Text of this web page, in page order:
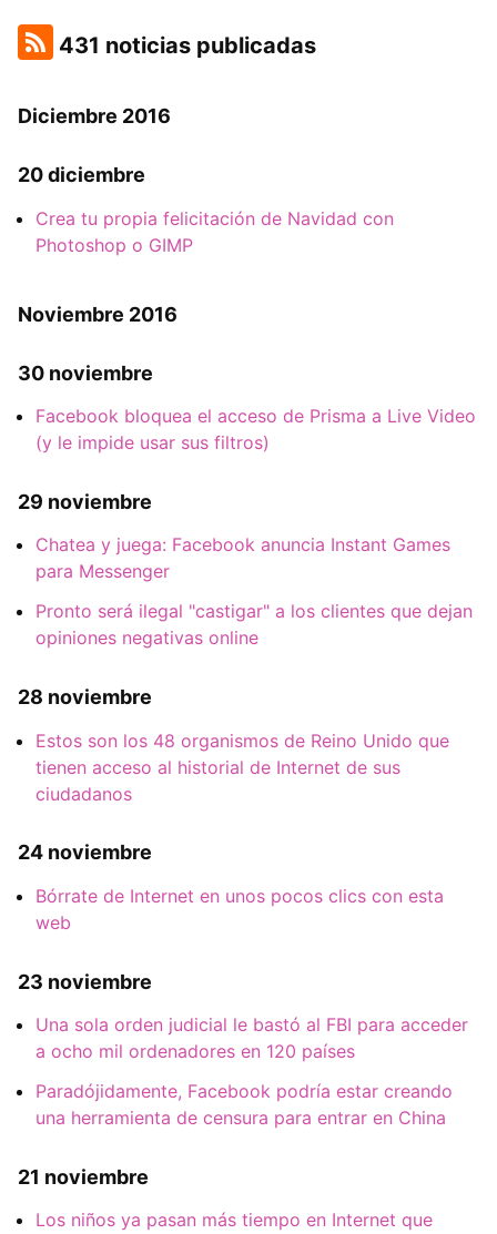
431 noticias publicadas
Diciembre 2016
20 diciembre
Crea tu propia felicitación de Navidad con
Photoshop o GIMP
Noviembre 2016
30 noviembre
Facebook bloquea el acceso de Prisma a Live Video
(y le impide usar sus filtros)
29 noviembre
Chatea y juega: Facebook anuncia Instant Games
para Messenger
Pronto será ilegal "castigar" a los clientes que dejan
opiniones negativas online
28 noviembre
Estos son los 48 organismos de Reino Unido que
tienen acceso al historial de Internet de sus
ciudadanos
24 noviembre
Bórrate de Internet en unos pocos clics con esta
web
23 noviembre
Una sola orden judicial le bastó al FBI para acceder
a ocho mil ordenadores en 120 países
Paradójidamente, Facebook podría estar creando
una herramienta de censura para entrar en China
21 noviembre
Los niños ya pasan más tiempo en Internet que